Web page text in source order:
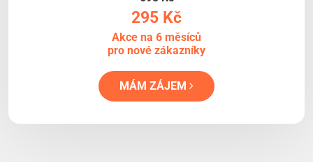
295 Kč
Akce na 6 měsíců
pro nové zákazníky
MÁM ZÁJEM